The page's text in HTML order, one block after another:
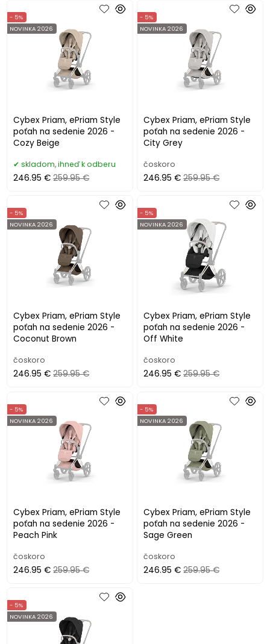
Cybex Priam, ePriam Style
poťah na sedenie 2026 -
Cozy Beige
- 5%
NOVINKA 2026
skladom, ihneď k odberu
246.95 € 259.95 €
Cybex Priam, ePriam Style
poťah na sedenie 2026 -
City Grey
- 5%
NOVINKA 2026
čoskoro
246.95 € 259.95 €
Cybex Priam, ePriam Style
poťah na sedenie 2026 -
Coconut Brown
- 5%
NOVINKA 2026
čoskoro
246.95 € 259.95 €
Cybex Priam, ePriam Style
poťah na sedenie 2026 -
Off White
- 5%
NOVINKA 2026
čoskoro
246.95 € 259.95 €
Cybex Priam, ePriam Style
poťah na sedenie 2026 -
Peach Pink
- 5%
NOVINKA 2026
čoskoro
246.95 € 259.95 €
Cybex Priam, ePriam Style
poťah na sedenie 2026 -
Sage Green
- 5%
NOVINKA 2026
čoskoro
246.95 € 259.95 €
- 5%
NOVINKA 2026